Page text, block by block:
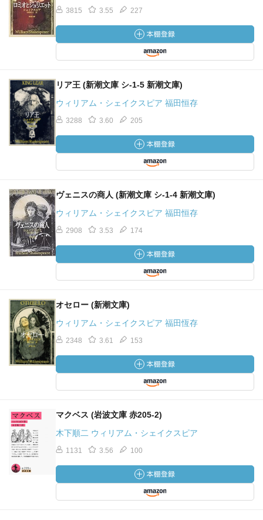
── ローレンツ翻案《ウエスト・サイド物語 1957‥‥
America》バーンスタイン音楽、ロビンス演出
── プレスギュルヴィック作詞・作曲《ロミオとジュリエ
ット 2001‥‥ France》2010 宝塚歌劇団
3815 3.55 227
リア王 (新潮文庫 シ-1-5 新潮文庫)
ウィリアム・シェイクスピア 福田恒存
3288 3.60 205
ヴェニスの商人 (新潮文庫 シ-1-4 新潮文庫)
ウィリアム・シェイクスピア 福田恒存
2908 3.53 174
オセロー (新潮文庫)
ウィリアム・シェイクスピア 福田恆存
2348 3.61 153
マクベス (岩波文庫 赤205-2)
木下順二 ウィリアム・シェイクスピア
1131 3.56 100